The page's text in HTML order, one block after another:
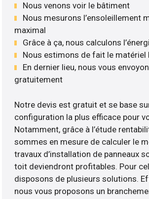
Nous venons voir le bâtiment
Nous mesurons l’ensoleillement
maximal
Grâce à ça, nous calculons
Nous estimons de fait le matériel
En dernier lieu, nous vous
gratuitement
Notre devis est gratuit et se base
configuration la plus efficace pour
Notamment, grâce à l’étude
sommes en mesure de calculer le
travaux d’installation de panneaux
toit deviendront profitables. Pour
disposons de plusieurs solutions.
nous vous proposons un